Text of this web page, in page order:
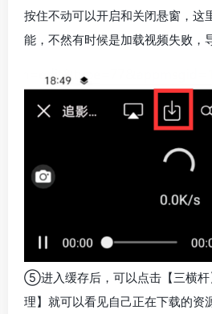
按住不动可以开启和关闭悬窗，这
能，不然有时候是加载视频失败，
⑤进入缓存后，可以点击【三横杆
理】就可以看见自己正在下载的资